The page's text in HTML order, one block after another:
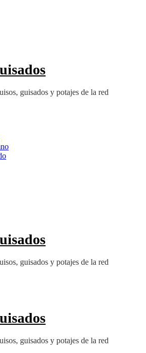
guisados y potajes de la red
guisados y potajes de la red
guisados y potajes de la red